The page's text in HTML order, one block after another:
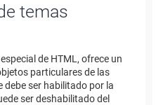
temas
de HTML, ofrece un
particulares de las
debe ser habilitado por la
ser deshabilitado del